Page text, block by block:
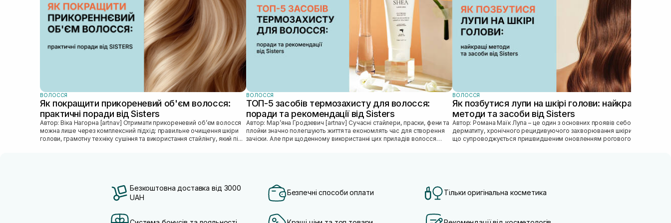
ВОЛОССЯ
Як покращити прикореневий об'єм волосся:
практичні поради від Sisters
Автор: Віка Нагорна [artnav] Отримати прикореневий об’єм волосся
можна лише через комплексний підхід: правильне очищення шкіри
голови, грамотну техніку сушіння та використання стайлінгу, який пі...
ВОЛОССЯ
ТОП-5 засобів термозахисту для волосся:
поради та рекомендації від Sisters
Автор: Марʼяна Гродзевич [artnav] Сучасні стайлери, праски, фени та
плойки значно полегшують життя та економлять час для створення
зачіски. Але при щоденному використанні цих приладів волосся
ВОЛОССЯ
Як позбутися лупи на шкірі голови: найкращі
методи та засоби від Sisters
Автор: Романа Маїк Лупа – це один з основних проявів себорейного
дерматиту, хронічного рецидивуючого захворювання шкіри голови,
що супроводжується пришвидшеним оновленням рогового
Безкоштовна доставка від 3000
UAH
Безпечні способи оплати Тільки оригінальна косметика